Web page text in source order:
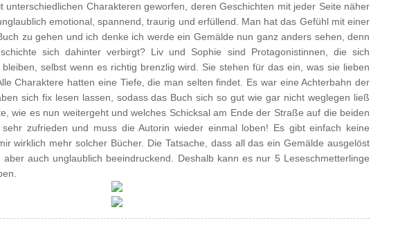
unterschiedlichen Charakteren geworfen, deren Geschichten mit jeder Seite näher
emotional, spannend, traurig und erfüllend. Man hat das Gefühl mit einer
zu gehen und ich denke ich werde ein Gemälde nun ganz anders sehen, denn
sich dahinter verbirgt? Liv und Sophie sind Protagonistinnen, die sich
selbst wenn es richtig brenzlig wird. Sie stehen für das ein, was sie lieben
Charaktere hatten eine Tiefe, die man selten findet. Es war eine Achterbahn der
sich fix lesen lassen, sodass das Buch sich so gut wie gar nicht weglegen ließ
wie es nun weitergeht und welches Schicksal am Ende der Straße auf die beiden
zufrieden und muss die Autorin wieder einmal loben! Es gibt einfach keine
wirklich mehr solcher Bücher. Die Tatsache, dass all das ein Gemälde ausgelöst
auch unglaublich beeindruckend. Deshalb kann es nur 5 Leseschmetterlinge